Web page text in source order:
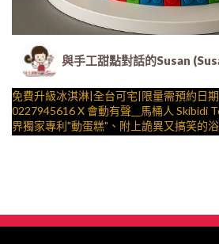
與手工甜點對話的Susan
免費升級冰淇淋|全台可宅|限量需預約日
0227945616 X 會動有聲__馬桶人 Skibidi
界獨家專利"動蛋糕"、附上詭異又搞笑的